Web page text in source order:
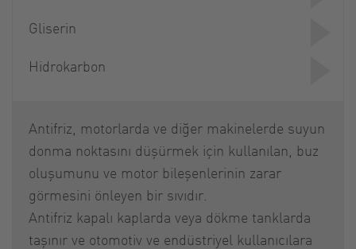
Gliserin
Hidrokarbon
Antifriz, motorlarda ve diğer makinelerde suyun
donma noktasını düşürmek için kullanılan, buz
oluşumunu ve motor bileşenlerinin zarar
görmesini önleyen bir sıvıdır.
Antifriz kapalı kaplarda veya dökme tanklarda
taşınır ve otomotiv ve endüstriyel kullanıcılara